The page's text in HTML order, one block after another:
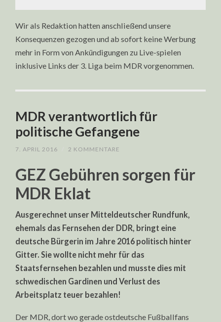
Wir als Redaktion hatten anschließend unsere
Konsequenzen gezogen und ab sofort keine Werbung
mehr in Form von Ankündigungen zu Live-spielen
inklusive Links der 3. Liga beim MDR vorgenommen.
MDR verantwortlich für
politische Gefangene
7. APRIL 2016 2 KOMMENTARE
GEZ Gebühren sorgen für
MDR Eklat
Ausgerechnet unser Mitteldeutscher Rundfunk,
ehemals das Fernsehen der DDR, bringt eine
deutsche Bürgerin im Jahre 2016 politisch hinter
Gitter. Sie wollte nicht mehr für das
Staatsfernsehen bezahlen und musste dies mit
schwedischen Gardinen und Verlust des
Arbeitsplatz teuer bezahlen!
Der MDR, dort wo gerade ostdeutsche Fußballfans